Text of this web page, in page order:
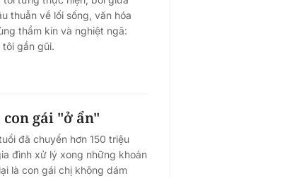
thuẫn về lối sống, văn hóa
thầm kín và nghiệt ngã:
gần gũi.
gái "ở ẩn"
đã chuyển hơn 150 triệu
đình xử lý xong những khoản
là con gái chị không dám